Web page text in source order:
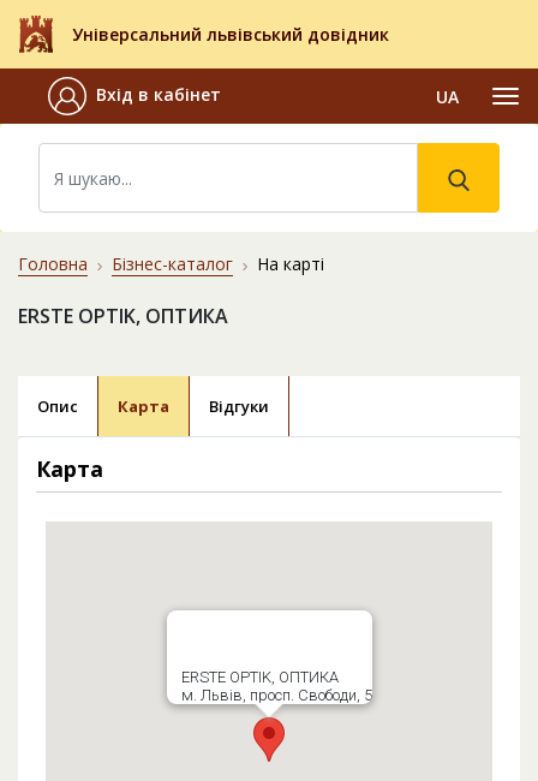
Універсальний львівський довідник
Вхід в кабінет UA
Головна Бізнес-каталог На карті
ERSTE OPTIK, ОПТИКА
Опис Карта Відгуки
Карта
ERSTE OPTIK, ОПТИКА
м. Львів, просп. Свободи, 5